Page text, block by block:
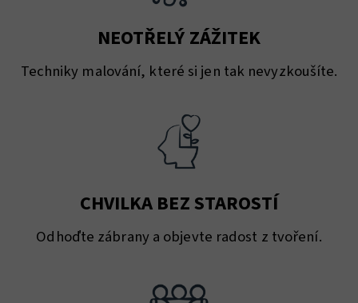
NEOTŘELÝ ZÁŽITEK
Techniky malování, které si jen tak nevyzkoušíte.
CHVILKA BEZ STAROSTÍ
Odhoďte zábrany a objevte radost z tvoření.